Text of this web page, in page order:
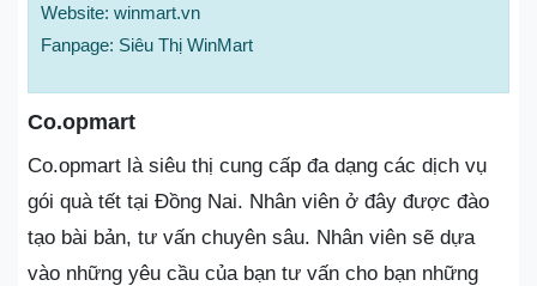
Website: winmart.vn
Fanpage: Siêu Thị WinMart
Co.opmart
Co.opmart là siêu thị cung cấp đa dạng các dịch vụ
gói quà tết tại Đồng Nai. Nhân viên ở đây được đào
tạo bài bản, tư vấn chuyên sâu. Nhân viên sẽ dựa
vào những yêu cầu của bạn tư vấn cho bạn những